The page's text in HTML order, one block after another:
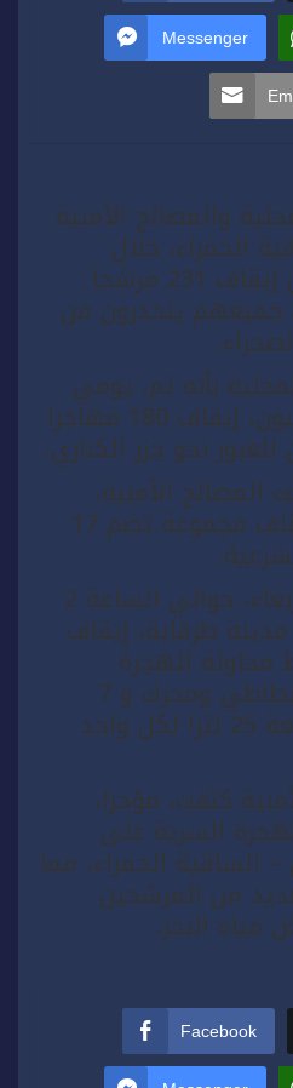
Messenger
والمصالح الأمنية
الحمراء، خلال
اليومين الأخيرين، من إيقاف 231 مرشحا
جميعهم ينحدرون من
بأنه تم، يومي
الثلاثاء والأربعاء بالعيون، إيقاف 180 مهاجرا
نحو جزر الكناري.
الأمنية،
أمس الثلاثاء، من إيقاف مجموعة تضم 17
كما جرى، اليوم الأربعاء، حوالي الساعة 2
طرفاية، إيقاف
محاولة للهجرة
السرية، وحجز قارب مطاطي ومحرك و 7
براميل للبنزين من سعة 25 لترا لكل واحد
كثفت، مؤخرا،
السرية على
الحمراء، مما
من المرشحين
مياه البحر.
Facebook